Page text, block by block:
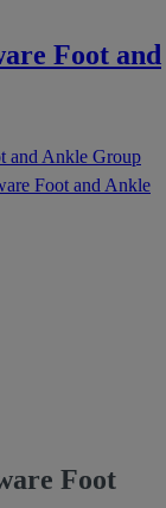
Foot and
and Ankle Group
Foot and Ankle
Foot